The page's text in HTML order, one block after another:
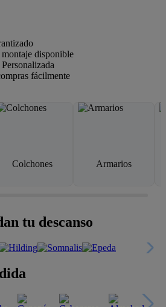
disponible
fácilmente
Colchones Armarios
tu descanso